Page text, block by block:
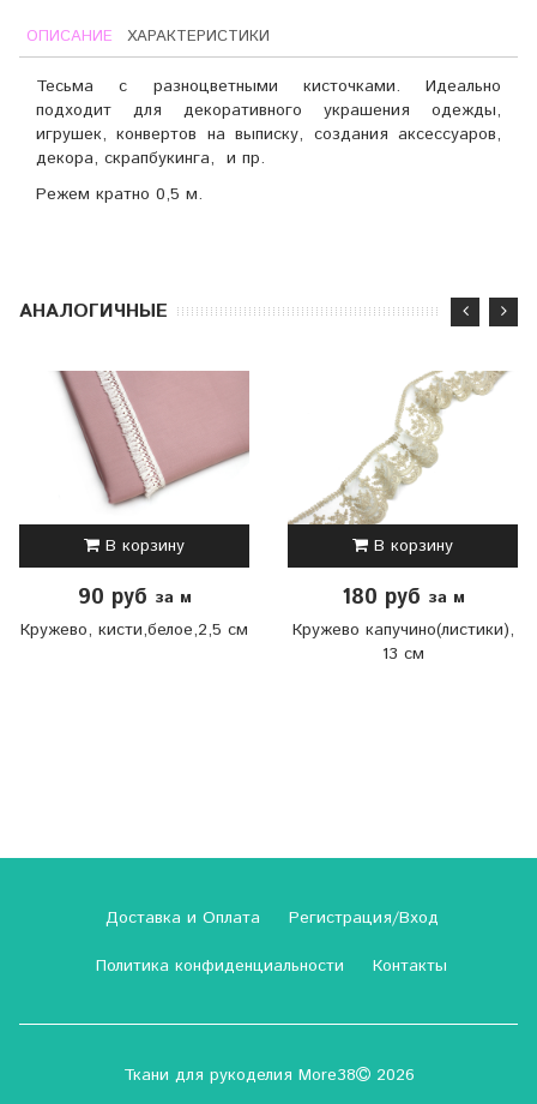
ОПИСАНИЕ ХАРАКТЕРИСТИКИ
Тесьма с разноцветными кисточками. Идеально
подходит для декоративного украшения одежды,
игрушек, конвертов на выписку, создания аксессуаров,
декора, скрапбукинга, и пр.
Режем кратно 0,5 м.
АНАЛОГИЧНЫЕ
В корзину
90 руб за м
Кружево, кисти,белое,2,5 см
В корзину
180 руб за м
Кружево капучино(листики),
13 см
Доставка и Оплата
Регистрация/Вход
Политика конфиденциальности
Контакты
Ткани для рукоделия More38 2026